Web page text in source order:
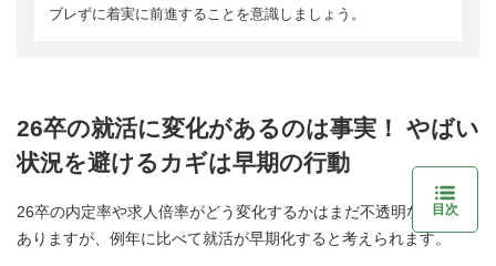
ブレずに着実に前進することを意識しましょう。
26卒の就活に変化があるのは事実！ やばい
状況を避けるカギは早期の行動
26卒の内定率や求人倍率がどう変化するかはまだ不透明な部分が
ありますが、例年に比べて就活が早期化すると考えられます。
目次